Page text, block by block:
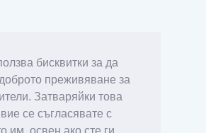
бисквитки за да
преживяване за
Затваряйки това
се съгласявате с